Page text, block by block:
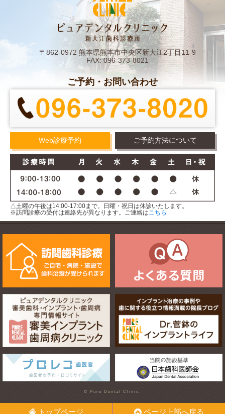
〒862-0972 熊本県熊本市中央区新大江2丁目11-9
FAX: 096-373-8021
ご予約・お問い合わせ
Web診療予約 ご予約方法について
△土曜の午後は14:00-17:00まで。日曜・祝日は休診いたします。
※訪問診療の受付は連絡先が異なります。ご連絡は こちら
© Pure Dental Clinic.
トップページ ページ上部へ戻る